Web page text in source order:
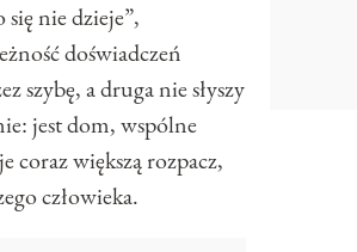
nie dzieje”,
doświadczeń
szybę, a druga nie słyszy
jest dom, wspólne
coraz większą rozpacz,
człowieka.